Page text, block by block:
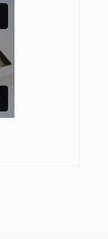
Nuno Sarmento